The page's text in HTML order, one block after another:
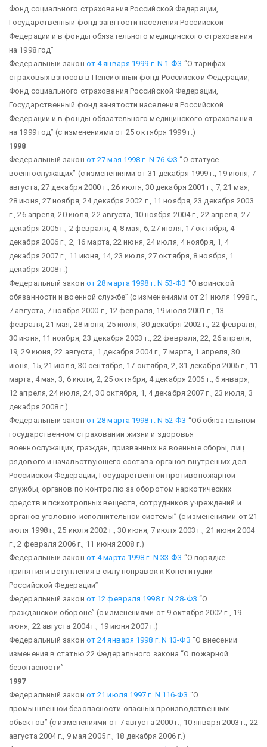
Фонд социального страхования Российской Федерации,
Государственный фонд занятости населения Российской
Федерации и в фонды обязательного медицинского страхования
на 1998 год”
Федеральный закон от 4 января 1999 г. N 1-ФЗ “О тарифах
страховых взносов в Пенсионный фонд Российской Федерации,
Фонд социального страхования Российской Федерации,
Государственный фонд занятости населения Российской
Федерации и в фонды обязательного медицинского страхования
на 1999 год” (с изменениями от 25 октября 1999 г.)
1998
Федеральный закон от 27 мая 1998 г. N 76-ФЗ “О статусе
военнослужащих” (с изменениями от 31 декабря 1999 г., 19 июня, 7
августа, 27 декабря 2000 г., 26 июля, 30 декабря 2001 г., 7, 21 мая,
28 июня, 27 ноября, 24 декабря 2002 г., 11 ноября, 23 декабря 2003
г., 26 апреля, 20 июля, 22 августа, 10 ноября 2004 г., 22 апреля, 27
декабря 2005 г., 2 февраля, 4, 8 мая, 6, 27 июля, 17 октября, 4
декабря 2006 г., 2, 16 марта, 22 июня, 24 июля, 4 ноября, 1, 4
декабря 2007 г., 11 июня, 14, 23 июля, 27 октября, 8 ноября, 1
декабря 2008 г.)
Федеральный закон от 28 марта 1998 г. N 53-ФЗ “О воинской
обязанности и военной службе” (с изменениями от 21 июля 1998 г.,
7 августа, 7 ноября 2000 г., 12 февраля, 19 июля 2001 г., 13
февраля, 21 мая, 28 июня, 25 июля, 30 декабря 2002 г., 22 февраля,
30 июня, 11 ноября, 23 декабря 2003 г., 22 февраля, 22, 26 апреля,
19, 29 июня, 22 августа, 1 декабря 2004 г., 7 марта, 1 апреля, 30
июня, 15, 21 июля, 30 сентября, 17 октября, 2, 31 декабря 2005 г., 11
марта, 4 мая, 3, 6 июля, 2, 25 октября, 4 декабря 2006 г., 6 января,
12 апреля, 24 июля, 24, 30 октября, 1, 4 декабря 2007 г., 23 июля, 3
декабря 2008 г.)
Федеральный закон от 28 марта 1998 г. N 52-ФЗ “Об обязательном
государственном страховании жизни и здоровья
военнослужащих, граждан, призванных на военные сборы, лиц
рядового и начальствующего состава органов внутренних дел
Российской Федерации, Государственной противопожарной
службы, органов по контролю за оборотом наркотических
средств и психотропных веществ, сотрудников учреждений и
органов уголовно-исполнительной системы” (с изменениями от 21
июля 1998 г., 25 июля 2002 г., 30 июня, 7 июля 2003 г., 21 июня 2004
г., 2 февраля 2006 г., 11 июня 2008 г.)
Федеральный закон от 4 марта 1998 г. N 33-ФЗ “О порядке
принятия и вступления в силу поправок к Конституции
Российской Федерации”
Федеральный закон от 12 февраля 1998 г. N 28-ФЗ “О
гражданской обороне” (с изменениями от 9 октября 2002 г., 19
июня, 22 августа 2004 г., 19 июня 2007 г.)
Федеральный закон от 24 января 1998 г. N 13-ФЗ “О внесении
изменения в статью 22 Федерального закона “О пожарной
безопасности”
1997
Федеральный закон от 21 июля 1997 г. N 116-ФЗ “О
промышленной безопасности опасных производственных
объектов” (с изменениями от 7 августа 2000 г., 10 января 2003 г., 22
августа 2004 г., 9 мая 2005 г., 18 декабря 2006 г.)